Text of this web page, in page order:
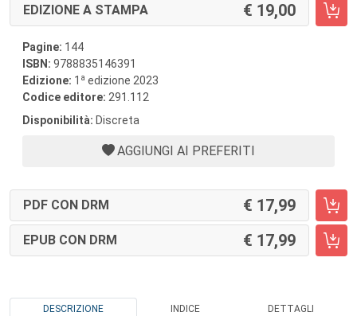
EDIZIONE A STAMPA 19,00
Pagine: 144
ISBN: 9788835146391
Edizione: 1 a edizione 2023
Codice editore: 291.112
Disponibilità: Discreta
AGGIUNGI AI PREFERITI
PDF CON DRM 17,99
EPUB CON DRM 17,99
DESCRIZIONE INDICE DETTAGLI